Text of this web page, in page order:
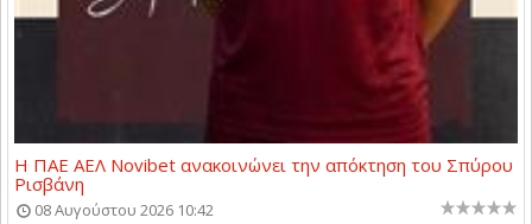
Η ΠΑΕ ΑΕΛ Novibet ανακοινώνει την απόκτηση του Σπύρου
Ρισβάνη
08 Αυγούστου 2026 10:42